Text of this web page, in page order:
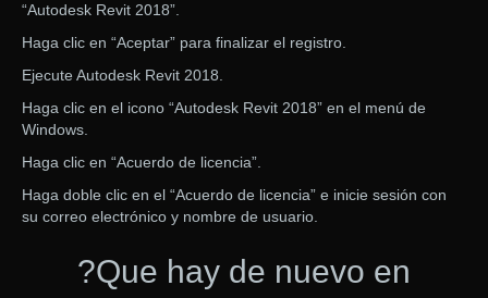
“Autodesk Revit 2018”.
Haga clic en “Aceptar” para finalizar el registro.
Ejecute Autodesk Revit 2018.
Haga clic en el icono “Autodesk Revit 2018” en el menú de
Windows.
Haga clic en “Acuerdo de licencia”.
Haga doble clic en el “Acuerdo de licencia” e inicie sesión con
su correo electrónico y nombre de usuario.
?Que hay de nuevo en